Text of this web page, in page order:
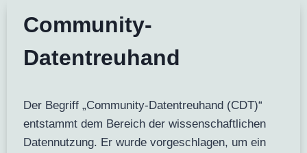
Community-
Datentreuhand
Der Begriff „Community-Datentreuhand (CDT)“
entstammt dem Bereich der wissenschaftlichen
Datennutzung. Er wurde vorgeschlagen, um ein